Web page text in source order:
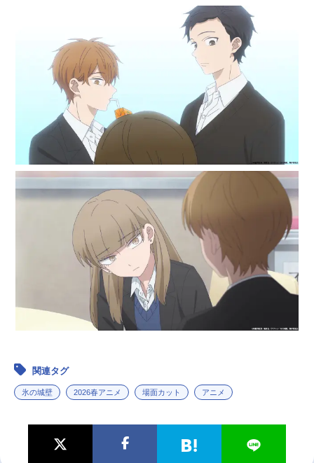
関連タグ
氷の城壁 2026春アニメ 場面カット アニメ